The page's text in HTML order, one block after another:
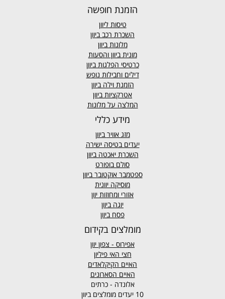
הזמנת חופשה
טיסות ליוון
השכרת רכב ביוון
מלונות ביוון
מונית ביוון והסעות
כרטיסי הפלגות ביוון
דילים וחבילות נופש
הזמנת וילה ביוון
אטרקציות ביוון
המלצה על מלונות
מידע כללי
מזג אוויר ביוון
יעדים בטיסה ישירה
השכרת יאכטה ביוון
סולם בופורט
ספטמבר אוקטובר ביוון
מוסיקה יוונית
אזורי ומחוזות יוון
יוגה ביוון
פסח ביוון
מומלצים בקידום
אפירוס - צפון יוון
חצי האי פיליון
האיים הקיקלאדים
האיים הסארונים
אלונדה - כרתים
10 יעדים מומלצים ביוון